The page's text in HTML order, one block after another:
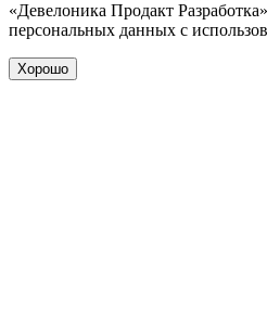
«Девелоника Продакт
персональных данных с
Хорошо